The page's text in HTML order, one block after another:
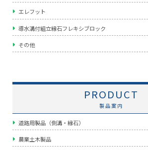
エレフット
導水溝付組立縁石フレキシブロック
その他
PRODUCT
製品案内
道路用製品（側溝・縁石）
農業土木製品